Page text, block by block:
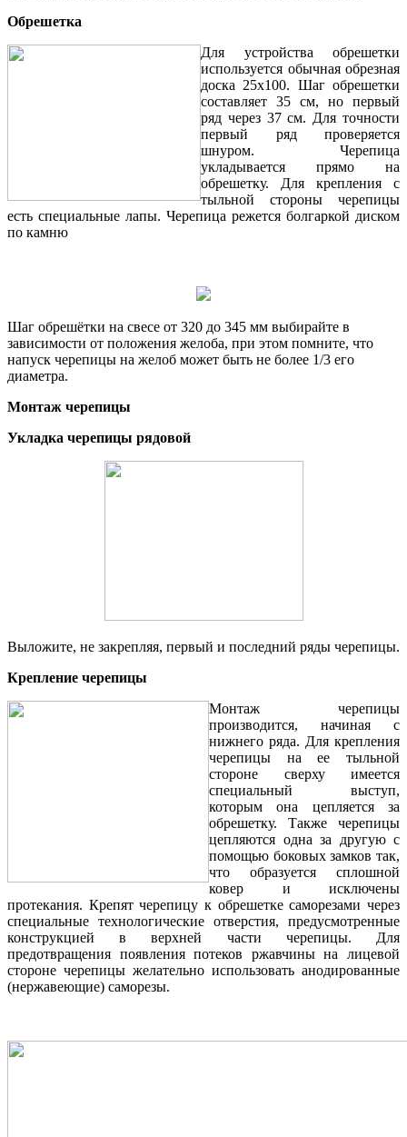
Обрешетка
Для устройства обрешетки
используется обычная обрезная
доска 25x100. Шаг обрешетки
составляет 35 см, но первый
ряд через 37 см. Для точности
первый ряд проверяется
шнуром. Черепица
укладывается прямо на
обрешетку. Для крепления с
тыльной стороны черепицы
есть специальные лапы. Черепица режется болгаркой диском
по камню
Шаг обрешётки на свесе от 320 до 345 мм выбирайте в
зависимости от положения желоба, при этом помните, что
напуск черепицы на желоб может быть не более 1/3 его
диаметра.
Монтаж черепицы
Укладка черепицы рядовой
Выложите, не закрепляя, первый и последний ряды черепицы.
Крепление черепицы
Монтаж черепицы
производится, начиная с
нижнего ряда. Для крепления
черепицы на ее тыльной
стороне сверху имеется
специальный выступ,
которым она цепляется за
обрешетку. Также черепицы
цепляются одна за другую с
помощью боковых замков так,
что образуется сплошной
ковер и исключены
протекания. Крепят черепицу к обрешетке саморезами через
специальные технологические отверстия, предусмотренные
конструкцией в верхней части черепицы. Для
предотвращения появления потеков ржавчины на лицевой
стороне черепицы желательно использовать анодированные
(нержавеющие) саморезы.